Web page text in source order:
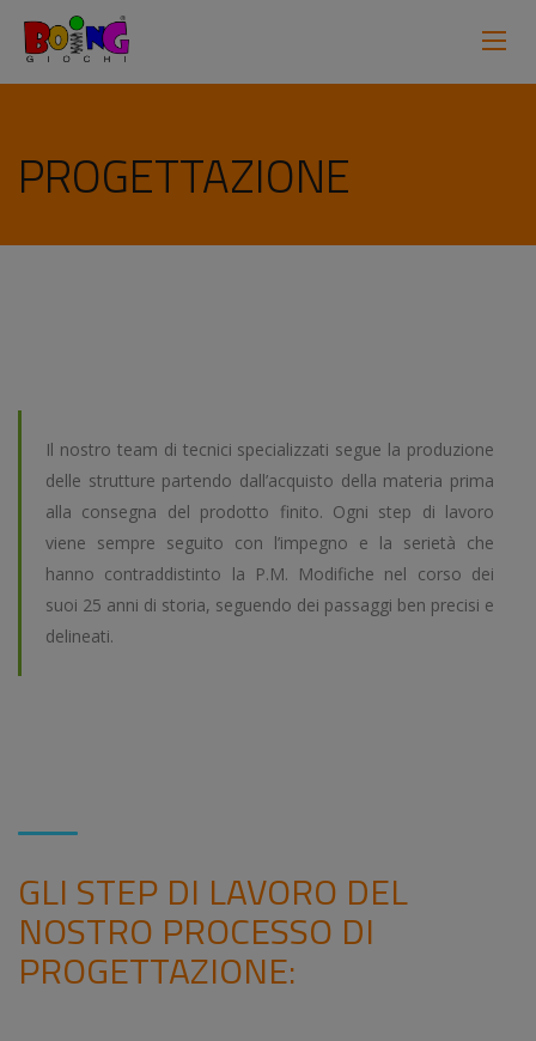
PROGETTAZIONE
Il nostro team di tecnici specializzati segue la produzione
delle strutture partendo dall’acquisto della materia prima
alla consegna del prodotto finito. Ogni step di lavoro
viene sempre seguito con l’impegno e la serietà che
hanno contraddistinto la P.M. Modifiche nel corso dei
suoi 25 anni di storia, seguendo dei passaggi ben precisi e
delineati.
GLI STEP DI LAVORO DEL
NOSTRO PROCESSO DI
PROGETTAZIONE: